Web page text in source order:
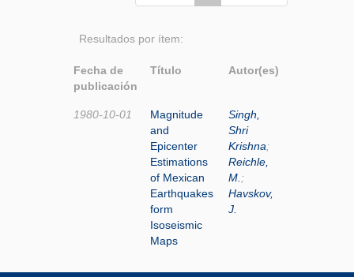
Resultados por ítem:
Fecha de
publicación
Título Autor(es)
1980-10-01
Magnitude
and
Epicenter
Estimations
of Mexican
Earthquakes
form
Isoseismic
Maps
Singh,
Shri
Krishna;
Reichle,
M. ;
Havskov,
J.